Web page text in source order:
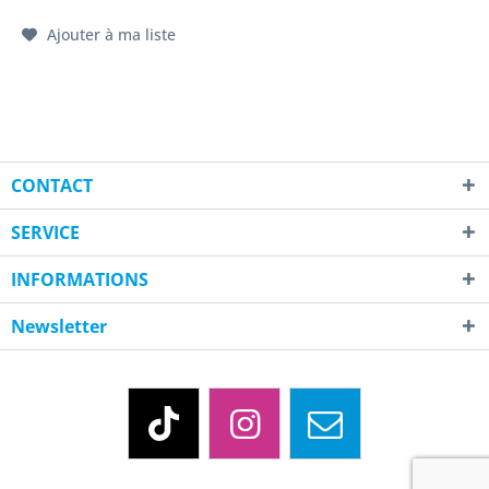
Ajouter à ma liste
CONTACT
SERVICE
INFORMATIONS
Newsletter